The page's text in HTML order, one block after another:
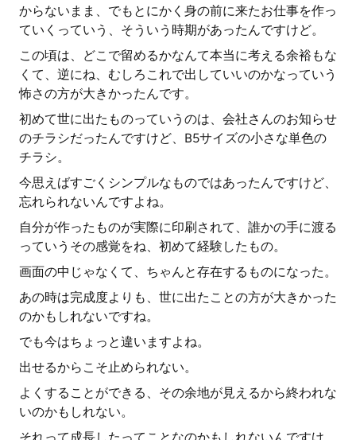
からないまま、でもとにかく身の前に来たお仕事を作っ
ていくっていう、そういう時期があったんですけど。
この頃は、どこで留めるかなんて本当に考える余裕もな
くて、逆にね、むしろこれで出していいのかなっていう
怖さの方が大きかったんです。
初めて世に出たものっていうのは、会社さんのお知らせ
のチラシだったんですけど、B5サイズの小さな単色の
チラシ。
今思えばすごくシンプルなものではあったんですけど、
忘れられないんですよね。
自分が作ったものが実際に印刷されて、誰かの手に渡る
っていうその感覚をね、初めて経験したもの。
画面の中じゃなくて、ちゃんと存在するものになった。
あの時は完成度よりも、世に出たことの方が大きかった
のかもしれないですね。
でも今はちょっと違いますよね。
出せるからこそ止められない。
よくすることができる、その余地が見えるから終われな
いのかもしれない。